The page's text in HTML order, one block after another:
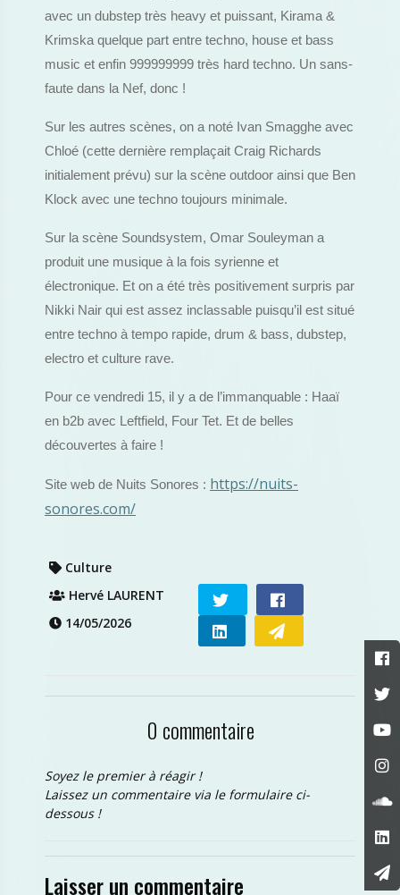
avec un dubstep très heavy et puissant, Kirama &
Krimska quelque part entre techno, house et bass
music et enfin 999999999 très hard techno. Un sans-
faute dans la Nef, donc !
Sur les autres scènes, on a noté Ivan Smagghe avec
Chloé (cette dernière remplaçait Craig Richards
initialement prévu) sur la scène outdoor ainsi que Ben
Klock avec une techno toujours minimale.
Sur la scène Soundsystem, Omar Souleyman a
produit une musique à la fois syrienne et
électronique. Et on a été très positivement surpris par
Nikki Nair qui est assez inclassable puisqu’il est situé
entre techno à tempo rapide, drum & bass, dubstep,
electro et culture rave.
Pour ce vendredi 15, il y a de l’immanquable : Haaï
en b2b avec Leftfield, Four Tet. Et de belles
découvertes à faire !
Site web de Nuits Sonores : https://nuits-
sonores.com/
Culture
Hervé LAURENT
14/05/2026
0 commentaire
Soyez le premier à réagir !
Laissez un commentaire via le formulaire ci-
dessous !
Laisser un commentaire